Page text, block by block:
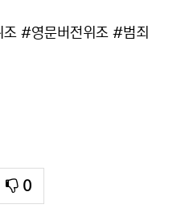
#영문버전위조 #범죄
0
비추천